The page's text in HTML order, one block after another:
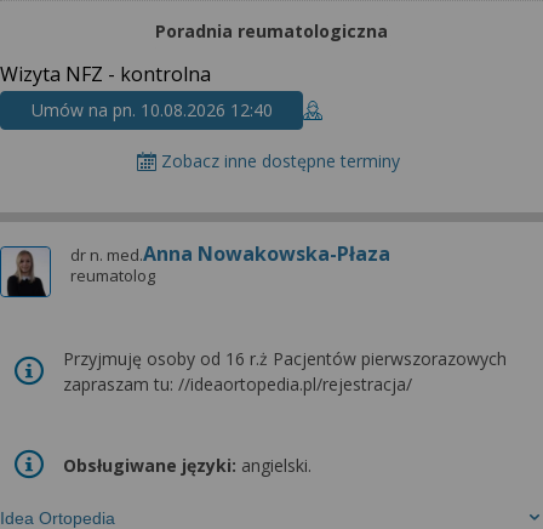
Poradnia reumatologiczna
Wizyta NFZ - kontrolna
Umów na pn. 10.08.2026 12:40
Zobacz inne dostępne terminy
dr n. med.Anna Nowakowska-Płaza
reumatolog
Idea Ortopedia
Przyjmuję osoby od 16 r.ż Pacjentów pierwszorazowych
zapraszam tu: //ideaortopedia.pl/rejestracja/
Obsługiwane języki: angielski.
możesz też wycofać zgodę na przetwarzanie Twoich
dowiedzieć się więcej lub chcesz przeprowadzić
konfigurację szczegółową, to możesz tego dokonać
za pomocą „Ustawień zaawansowanych”.
narzędzi zewnętrznych w naszym serwisie
znajdziesz w Regulaminie Serwisu.